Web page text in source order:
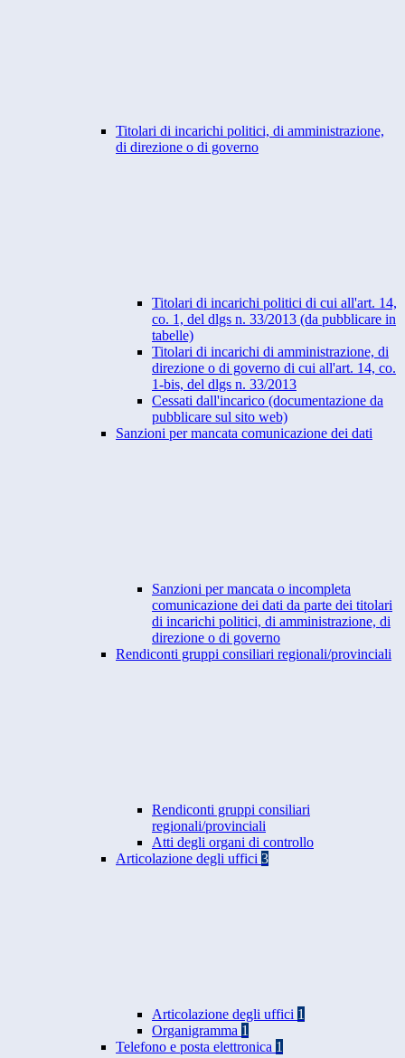
Titolari di incarichi politici, di amministrazione,
di direzione o di governo
Titolari di incarichi politici di cui all'art. 14,
co. 1, del dlgs n. 33/2013 (da pubblicare in
tabelle)
Titolari di incarichi di amministrazione, di
direzione o di governo di cui all'art. 14, co.
1-bis, del dlgs n. 33/2013
Cessati dall'incarico (documentazione da
pubblicare sul sito web)
Sanzioni per mancata comunicazione dei dati
Sanzioni per mancata o incompleta
comunicazione dei dati da parte dei titolari
di incarichi politici, di amministrazione, di
direzione o di governo
Rendiconti gruppi consiliari regionali/provinciali
Rendiconti gruppi consiliari
regionali/provinciali
Atti degli organi di controllo
Articolazione degli uffici 3
Articolazione degli uffici 1
Organigramma 1
Telefono e posta elettronica 1